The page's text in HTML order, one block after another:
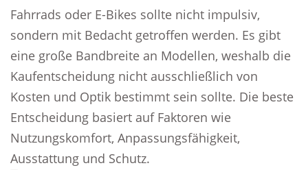
Fahrrads oder E-Bikes sollte nicht impulsiv,
sondern mit Bedacht getroffen werden. Es gibt
eine große Bandbreite an Modellen, weshalb die
Kaufentscheidung nicht ausschließlich von
Kosten und Optik bestimmt sein sollte. Die beste
Entscheidung basiert auf Faktoren wie
Nutzungskomfort, Anpassungsfähigkeit,
Ausstattung und Schutz.